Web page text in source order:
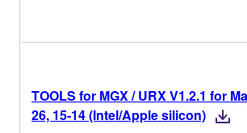
TOOLS for MGX / URX V1.2.1 for
26, 15-14 (Intel/Apple silicon)